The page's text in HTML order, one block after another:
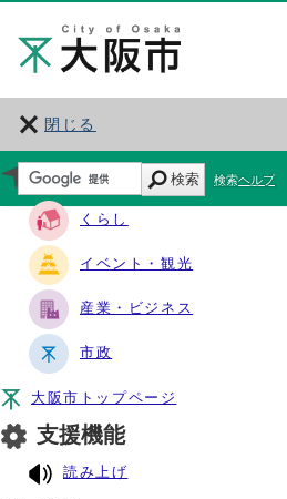
閉じる
サイト・ナビ
くらし
イベント・観光
産業・ビジネス
市政
大阪市トップページ
支援機能
読み上げ
検索 検索ヘルプ